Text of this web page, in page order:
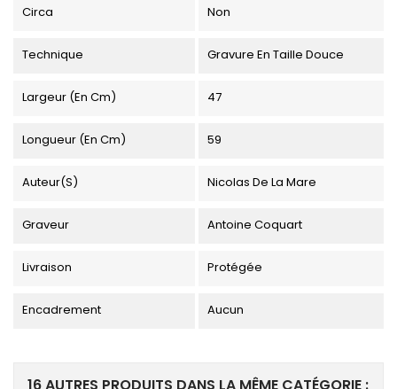
Circa Non
Technique Gravure En Taille Douce
Largeur (en Cm) 47
Longueur (en Cm) 59
Auteur(s) Nicolas De La Mare
Graveur Antoine Coquart
Livraison Protégée
Encadrement Aucun
16 AUTRES PRODUITS DANS LA MÊME CATÉGORIE :